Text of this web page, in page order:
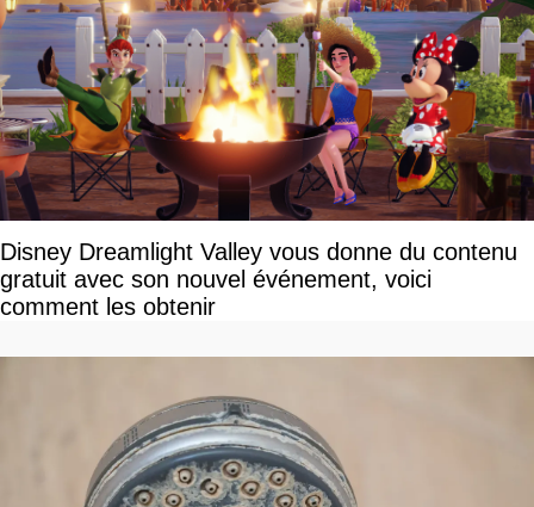
Disney Dreamlight Valley vous donne du contenu
gratuit avec son nouvel événement, voici
comment les obtenir